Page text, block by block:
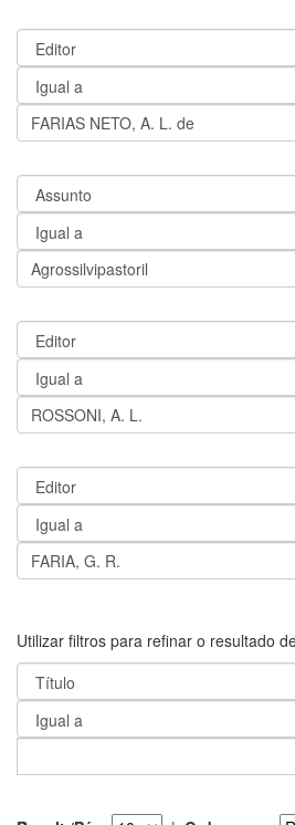
Utilizar filtros para refinar o resultado